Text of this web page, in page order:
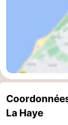
La Haye